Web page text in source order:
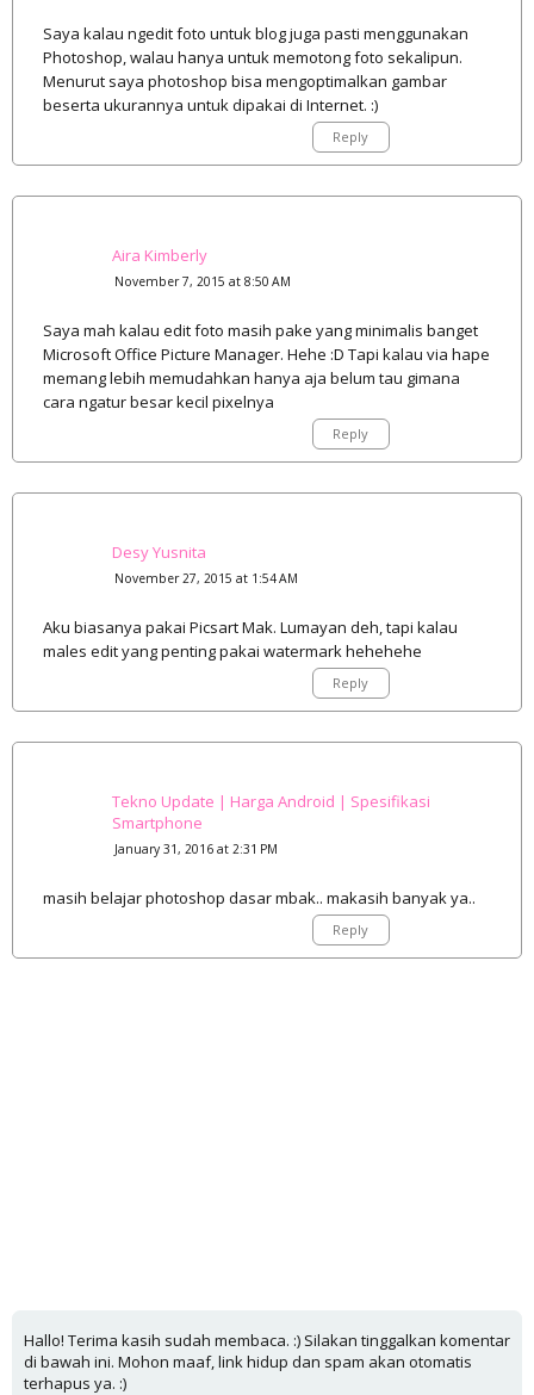
Saya kalau ngedit foto untuk blog juga pasti menggunakan
Photoshop, walau hanya untuk memotong foto sekalipun.
Menurut saya photoshop bisa mengoptimalkan gambar
beserta ukurannya untuk dipakai di Internet. :)
Reply
Aira Kimberly
November 7, 2015 at 8:50 AM
Saya mah kalau edit foto masih pake yang minimalis banget
Microsoft Office Picture Manager. Hehe :D Tapi kalau via hape
memang lebih memudahkan hanya aja belum tau gimana
cara ngatur besar kecil pixelnya
Reply
Desy Yusnita
November 27, 2015 at 1:54 AM
Aku biasanya pakai Picsart Mak. Lumayan deh, tapi kalau
males edit yang penting pakai watermark hehehehe
Reply
Tekno Update | Harga Android | Spesifikasi
Smartphone
January 31, 2016 at 2:31 PM
masih belajar photoshop dasar mbak.. makasih banyak ya..
Reply
Hallo! Terima kasih sudah membaca. :) Silakan tinggalkan komentar
di bawah ini. Mohon maaf, link hidup dan spam akan otomatis
terhapus ya. :)